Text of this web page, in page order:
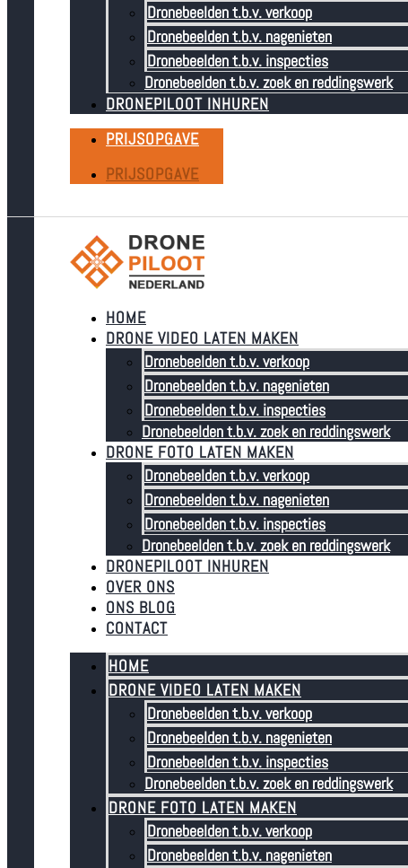
Dronebeelden t.b.v. verkoop
Dronebeelden t.b.v. nagenieten
Dronebeelden t.b.v. inspecties
Dronebeelden t.b.v. zoek en reddingswerk
DRONEPILOOT INHUREN
PRIJSOPGAVE
PRIJSOPGAVE
HOME
DRONE VIDEO LATEN MAKEN
Dronebeelden t.b.v. verkoop
Dronebeelden t.b.v. nagenieten
Dronebeelden t.b.v. inspecties
Dronebeelden t.b.v. zoek en reddingswerk
DRONE FOTO LATEN MAKEN
Dronebeelden t.b.v. verkoop
Dronebeelden t.b.v. nagenieten
Dronebeelden t.b.v. inspecties
Dronebeelden t.b.v. zoek en reddingswerk
DRONEPILOOT INHUREN
OVER ONS
ONS BLOG
CONTACT
HOME
DRONE VIDEO LATEN MAKEN
Dronebeelden t.b.v. verkoop
Dronebeelden t.b.v. nagenieten
Dronebeelden t.b.v. inspecties
Dronebeelden t.b.v. zoek en reddingswerk
DRONE FOTO LATEN MAKEN
Dronebeelden t.b.v. verkoop
Dronebeelden t.b.v. nagenieten